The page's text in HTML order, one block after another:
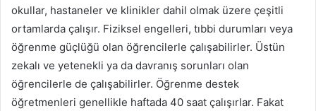
okullar, hastaneler ve klinikler dahil olmak üzere çeşitli
ortamlarda çalışır. Fiziksel engelleri, tıbbi durumları veya
öğrenme güçlüğü olan öğrencilerle çalışabilirler. Üstün
zekalı ve yetenekli ya da davranış sorunları olan
öğrencilerle de çalışabilirler. Öğrenme destek
öğretmenleri genellikle haftada 40 saat çalışırlar. Fakat